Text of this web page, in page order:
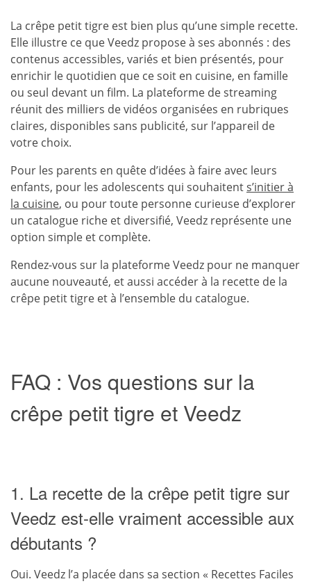
La crêpe petit tigre est bien plus qu’une simple recette.
Elle illustre ce que Veedz propose à ses abonnés : des
contenus accessibles, variés et bien présentés, pour
enrichir le quotidien que ce soit en cuisine, en famille
ou seul devant un film. La plateforme de streaming
réunit des milliers de vidéos organisées en rubriques
claires, disponibles sans publicité, sur l’appareil de
votre choix.
Pour les parents en quête d’idées à faire avec leurs
enfants, pour les adolescents qui souhaitents’initier à
la cuisine, ou pour toute personne curieuse d’explorer
un catalogue riche et diversifié, Veedz représente une
option simple et complète.
Rendez-vous sur la plateforme Veedz pour ne manquer
aucune nouveauté, et aussi accéder à la recette de la
crêpe petit tigre et à l’ensemble du catalogue.
FAQ : Vos questions sur la
crêpe petit tigre et Veedz
1. La recette de la crêpe petit tigre sur
Veedz est-elle vraiment accessible aux
débutants ?
Oui. Veedz l’a placée dans sa section « Recettes Faciles